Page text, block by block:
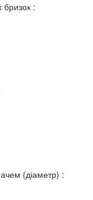
бризок :
(діаметр) :